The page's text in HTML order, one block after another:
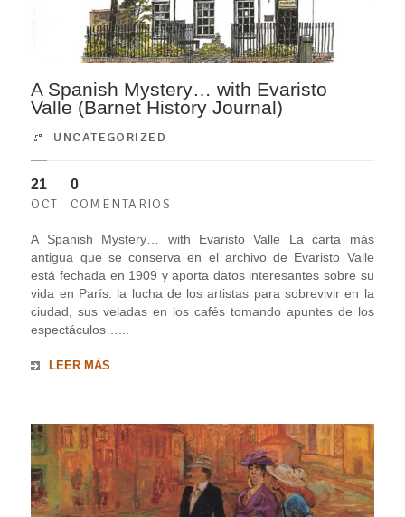
A Spanish Mystery… with Evaristo
Valle (Barnet History Journal)
UNCATEGORIZED
21
OCT
0
COMENTARIOS
A Spanish Mystery… with Evaristo Valle La carta más
antigua que se conserva en el archivo de Evaristo Valle
está fechada en 1909 y aporta datos interesantes sobre su
vida en París: la lucha de los artistas para sobrevivir en la
ciudad, sus veladas en los cafés tomando apuntes de los
espectáculos…...
LEER MÁS